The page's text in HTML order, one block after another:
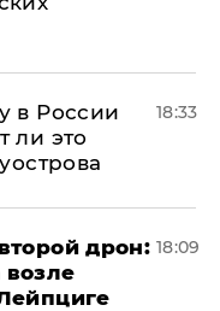
в России
ли это
18:33
дрон: 18:09